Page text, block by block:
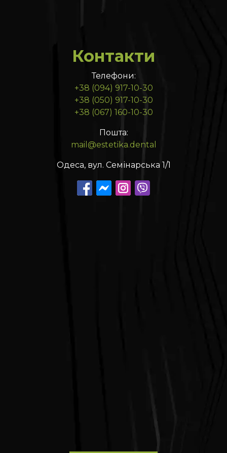
Контакти
Телефони:
+38 (094) 917-10-30
+38 (050) 917-10-30
+38 (067) 160-10-30
Пошта:
mail@estetika.dental
Одеса, вул. Семінарська 1/1